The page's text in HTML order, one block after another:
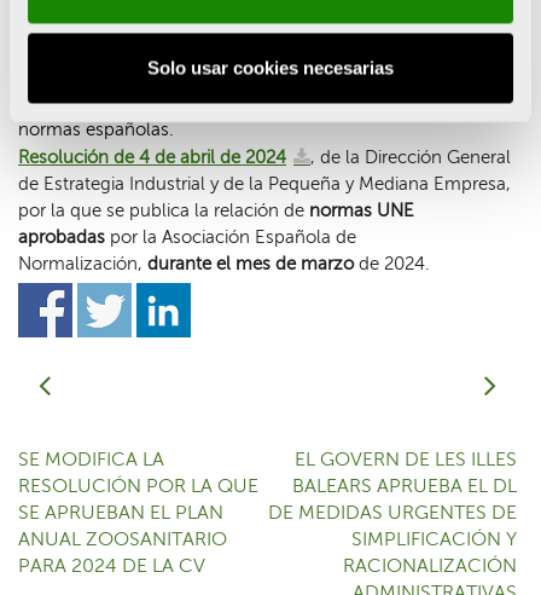
Solo usar cookies necesarias
Resolución de 4 de abril de 2024
, de la Dirección General
por la que se publica la relación de normas europeas
han sidoratificadas durante el mes de marzode 2024 como
normas españolas.
Resolución de 4 de abril de 2024
, de la Dirección General
de Estrategia Industrial y de la Pequeña y Mediana Empresa,
por la que se publica la relación de normas UNE
aprobadas por la Asociación Española de
Normalización, durante el mes de marzode 2024.
SE MODIFICA LA
RESOLUCIÓN POR LA QUE
SE APRUEBAN EL PLAN
ANUAL ZOOSANITARIO
PARA 2024 DE LA CV
EL GOVERN DE LES ILLES
BALEARS APRUEBA EL DL
DE MEDIDAS URGENTES DE
SIMPLIFICACIÓN Y
RACIONALIZACIÓN